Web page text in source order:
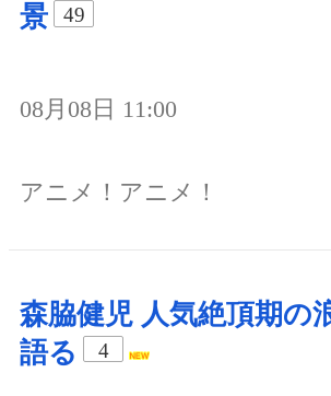
景
49
08月08日 11:00
アニメ！アニメ！
森脇健児 人気絶頂期の
語る
4